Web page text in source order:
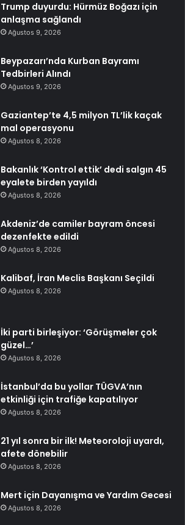
Trump duyurdu: Hürmüz Boğazı için
anlaşma sağlandı
Ağustos 9, 2026
Beypazarı’nda Kurban Bayramı
Tedbirleri Alındı
Ağustos 9, 2026
Gaziantep’te 4,5 milyon TL’lik kaçak
mal operasyonu
Ağustos 8, 2026
Bakanlık ‘Kontrol ettik’ dedi salgın 45
eyalete birden yayıldı
Ağustos 8, 2026
Akdeniz’de camiler bayram öncesi
dezenfekte edildi
Ağustos 8, 2026
Kalibaf, İran Meclis Başkanı Seçildi
Ağustos 8, 2026
İki parti birleşiyor: ‘Görüşmeler çok
güzel…’
Ağustos 8, 2026
İstanbul’da bu yollar TÜGVA’nın
etkinliği için trafiğe kapatılıyor
Ağustos 8, 2026
21 yıl sonra bir ilk! Meteoroloji uyardı,
afete dönebilir
Ağustos 8, 2026
Mert için Dayanışma ve Yardım Gecesi
Ağustos 8, 2026